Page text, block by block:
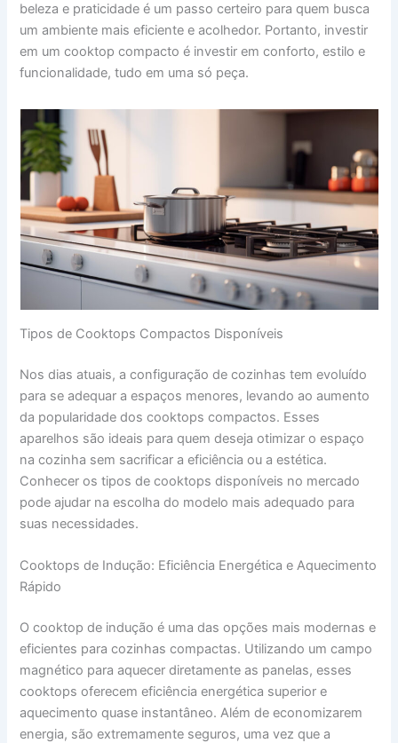
beleza e praticidade é um passo certeiro para quem busca
um ambiente mais eficiente e acolhedor. Portanto, investir
em um cooktop compacto é investir em conforto, estilo e
funcionalidade, tudo em uma só peça.
Tipos de Cooktops Compactos Disponíveis
Nos dias atuais, a configuração de cozinhas tem evoluído
para se adequar a espaços menores, levando ao aumento
da popularidade dos cooktops compactos. Esses
aparelhos são ideais para quem deseja otimizar o espaço
na cozinha sem sacrificar a eficiência ou a estética.
Conhecer os tipos de cooktops disponíveis no mercado
pode ajudar na escolha do modelo mais adequado para
suas necessidades.
Cooktops de Indução: Eficiência Energética e Aquecimento
Rápido
O cooktop de indução é uma das opções mais modernas e
eficientes para cozinhas compactas. Utilizando um campo
magnético para aquecer diretamente as panelas, esses
cooktops oferecem eficiência energética superior e
aquecimento quase instantâneo. Além de economizarem
energia, são extremamente seguros, uma vez que a